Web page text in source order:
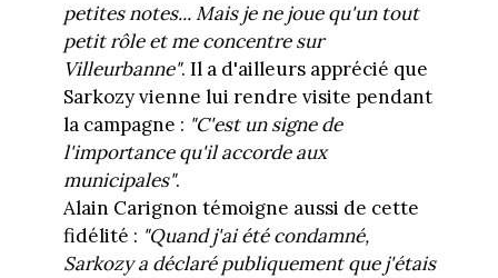
petites notes... Mais je ne joue qu'un tout
petit rôle et me concentre sur
Villeurbanne". Il a d'ailleurs apprécié que
Sarkozy vienne lui rendre visite pendant
la campagne : "C'est un signe de
l'importance qu'il accorde aux
municipales".
Alain Carignon témoigne aussi de cette
fidélité : "Quand j'ai été condamné,
Sarkozy a déclaré publiquement que j'étais